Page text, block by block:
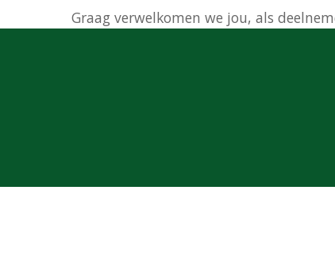
Graag verwelkomen we jou, als